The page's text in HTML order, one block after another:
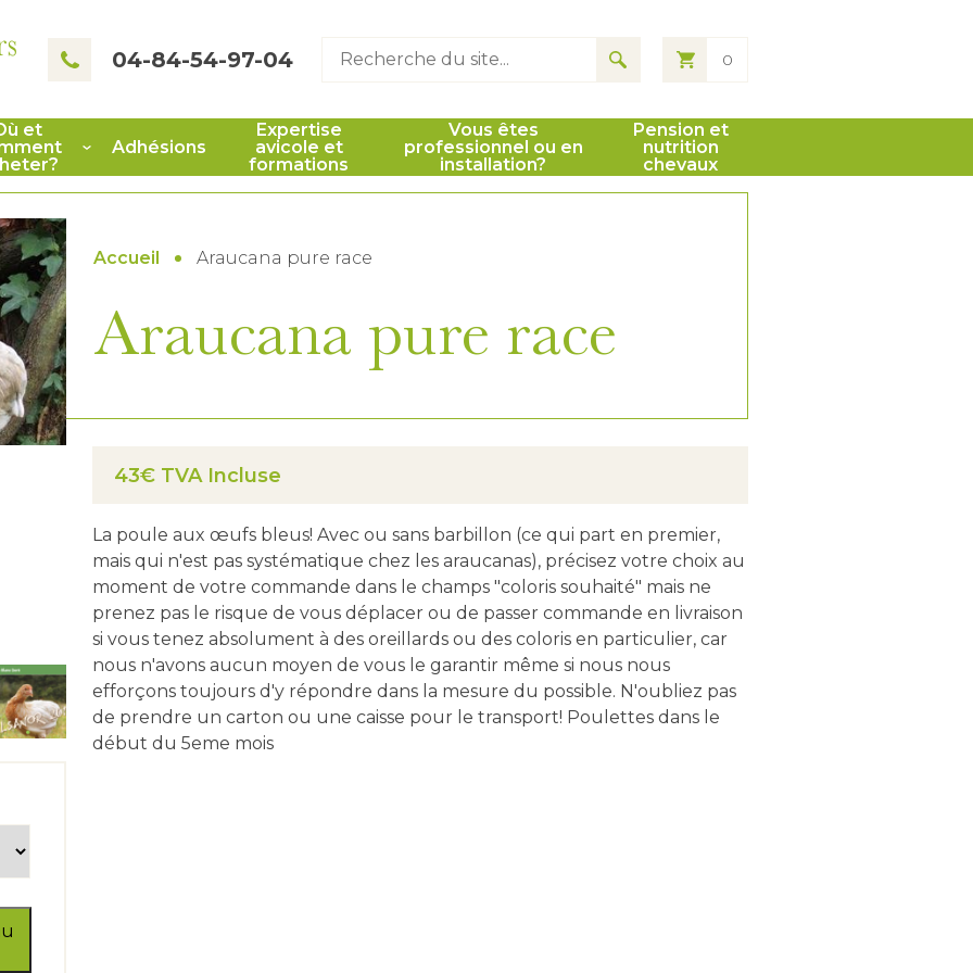
04-84-54-97-04 0
et
Adhésions
Expertise
avicole et
formations
Vous êtes
professionnel ou en
installation?
Pension et
nutrition
chevaux
Accueil Araucana pure race
Araucana pure race
43€ TVA Incluse
La poule aux œufs bleus! Avec ou sans barbillon (ce qui part en premier,
mais qui n'est pas systématique chez les araucanas), précisez votre choix au
moment de votre commande dans le champs "coloris souhaité" mais ne
prenez pas le risque de vous déplacer ou de passer commande en livraison
si vous tenez absolument à des oreillards ou des coloris en particulier, car
nous n'avons aucun moyen de vous le garantir même si nous nous
efforçons toujours d'y répondre dans la mesure du possible. N'oubliez pas
de prendre un carton ou une caisse pour le transport! Poulettes dans le
début du 5eme mois